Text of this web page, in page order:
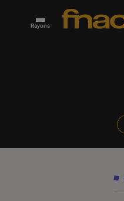
Rayons